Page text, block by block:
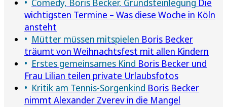
Comedy, Boris Becker, Grundsteinlegung Die
wichtigsten Termine – Was diese Woche in Köln
ansteht
Mütter müssen mitspielen Boris Becker
träumt von Weihnachtsfest mit allen Kindern
Erstes gemeinsames Kind Boris Becker und
Frau Lilian teilen private Urlaubsfotos
Kritik am Tennis-Sorgenkind Boris Becker
nimmt Alexander Zverev in die Mangel